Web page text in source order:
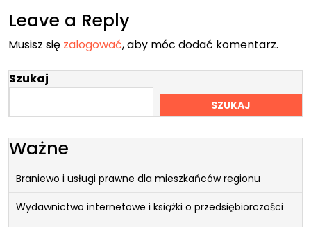
Leave a Reply
Musisz się zalogować, aby móc dodać komentarz.
Szukaj
SZUKAJ
Ważne
Braniewo i usługi prawne dla mieszkańców regionu
Wydawnictwo internetowe i książki o przedsiębiorczości